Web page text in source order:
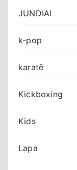
JUNDIAI
k-pop
karatê
Kickboxing
Kids
Lapa